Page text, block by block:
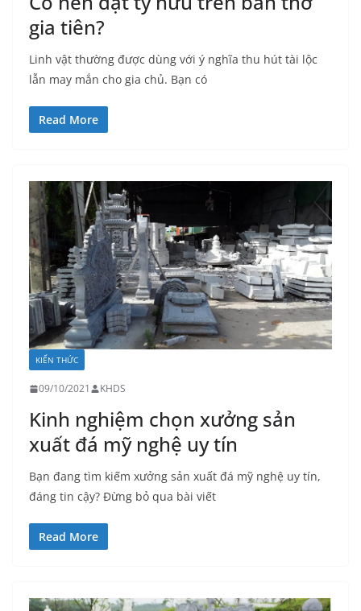
gia tiên?
Linh vật thường được dùng với ý nghĩa thu hút tài lộc
lẫn may mắn cho gia chủ. Bạn có
Read More
KIẾN THỨC
09/10/2021 KHDS
Kinh nghiệm chọn xưởng sản
xuất đá mỹ nghệ uy tín
Bạn đang tìm kiếm xưởng sản xuất đá mỹ nghệ uy tín,
đáng tin cậy? Đừng bỏ qua bài viết
Read More